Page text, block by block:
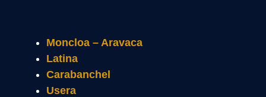
Moncloa – Aravaca
Latina
Carabanchel
Usera